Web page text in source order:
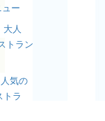
ー
人
トラン
気の
ラ